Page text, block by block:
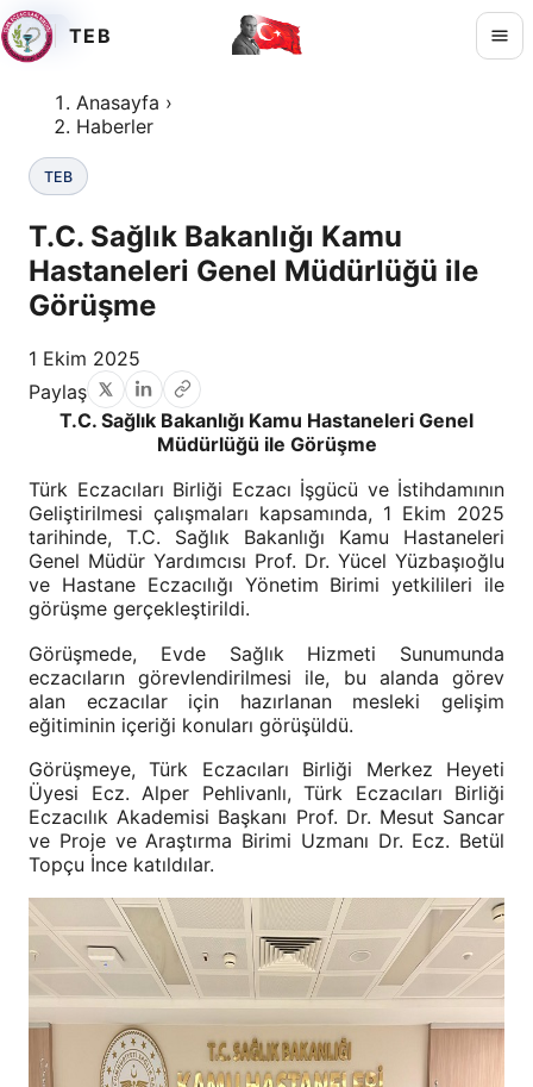
TEB
Anasayfa ›
Haberler
TEB
T.C. Sağlık Bakanlığı Kamu
Hastaneleri Genel Müdürlüğü ile
Görüşme
1 Ekim 2025
Paylaş
T.C. Sağlık Bakanlığı Kamu Hastaneleri Genel
Müdürlüğü ile Görüşme
Türk Eczacıları Birliği Eczacı İşgücü ve İstihdamının
Geliştirilmesi çalışmaları kapsamında, 1 Ekim 2025
tarihinde, T.C. Sağlık Bakanlığı Kamu Hastaneleri
Genel Müdür Yardımcısı Prof. Dr. Yücel Yüzbaşıoğlu
ve Hastane Eczacılığı Yönetim Birimi yetkilileri ile
görüşme gerçekleştirildi.
Görüşmede, Evde Sağlık Hizmeti Sunumunda
eczacıların görevlendirilmesi ile, bu alanda görev
alan eczacılar için hazırlanan mesleki gelişim
eğitiminin içeriği konuları görüşüldü.
Görüşmeye, Türk Eczacıları Birliği Merkez Heyeti
Üyesi Ecz. Alper Pehlivanlı, Türk Eczacıları Birliği
Eczacılık Akademisi Başkanı Prof. Dr. Mesut Sancar
ve Proje ve Araştırma Birimi Uzmanı Dr. Ecz. Betül
Topçu İnce katıldılar.
TEB
TEB
TEB